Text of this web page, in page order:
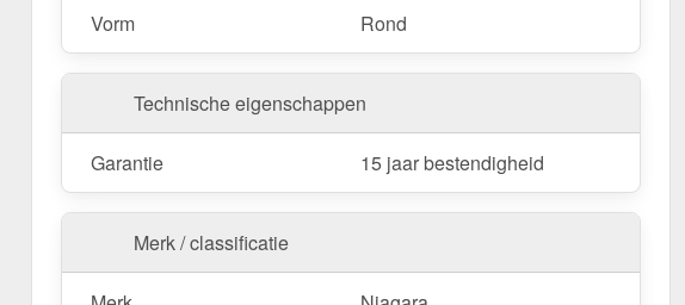
Vorm
Rond
Technische eigenschappen
Garantie 15 jaar bestendigheid
Merk / classificatie